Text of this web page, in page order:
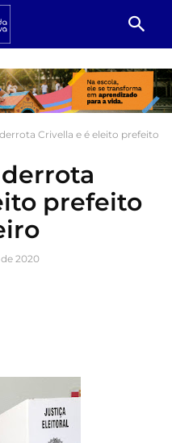
Crivella e é eleito prefeito
prefeito
2020